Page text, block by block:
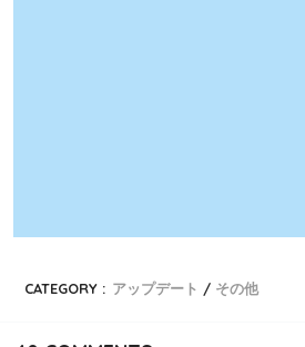
CATEGORY : アップデート その他